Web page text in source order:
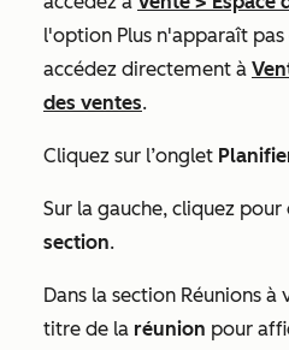
l'option Plus n'apparaît
accédez directement à
des ventes.
Cliquez sur l’onglet
Sur la gauche, cliquez
section.
Dans la section Réunions à
titre de la réunion pour